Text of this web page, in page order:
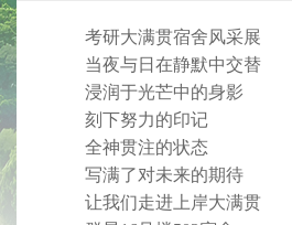
考研大满贯宿舍风采展
当夜与日在静默中交替
浸润于光芒中的身影
刻下努力的印记
全神贯注的状态
写满了对未来的期待
让我们走进上岸大满贯